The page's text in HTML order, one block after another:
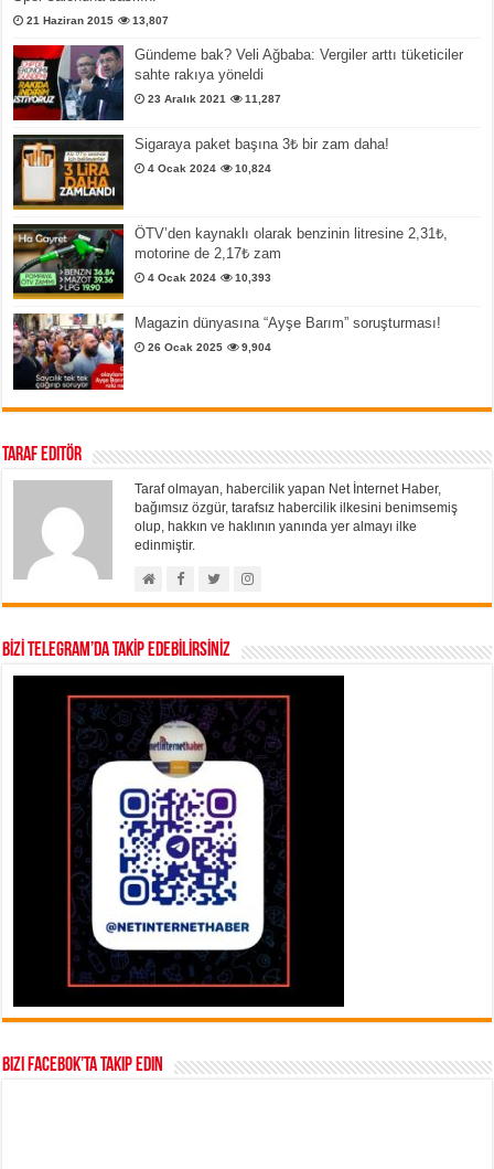
21 Haziran 2015 13,807
Gündeme bak? Veli Ağbaba: Vergiler arttı tüketiciler
sahte rakıya yöneldi
23 Aralık 2021 11,287
Sigaraya paket başına 3₺ bir zam daha!
4 Ocak 2024 10,824
ÖTV’den kaynaklı olarak benzinin litresine 2,31₺,
motorine de 2,17₺ zam
4 Ocak 2024 10,393
Magazin dünyasına “Ayşe Barım” soruşturması!
26 Ocak 2025 9,904
Taraf Editör
Taraf olmayan, habercilik yapan Net İnternet Haber,
bağımsız özgür, tarafsız habercilik ilkesini benimsemiş
olup, hakkın ve haklının yanında yer almayı ilke
edinmiştir.
BİZİ TELEGRAM’DA TAKİP EDEBİLİRSİNİZ
Bizi Facebok’ta takip edin